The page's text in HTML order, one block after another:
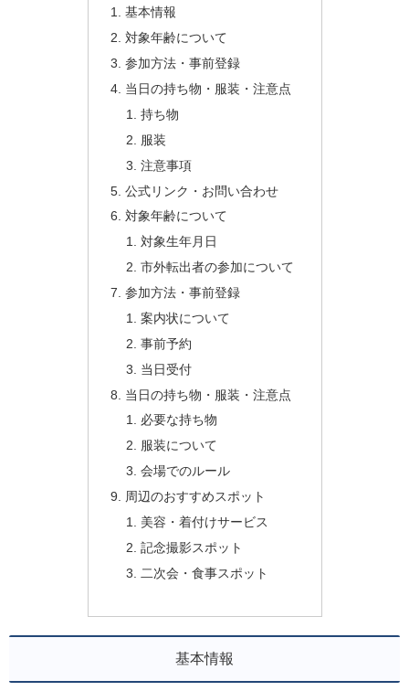
基本情報
対象年齢について
参加方法・事前登録
当日の持ち物・服装・注意点
持ち物
服装
注意事項
公式リンク・お問い合わせ
対象年齢について
対象生年月日
市外転出者の参加について
参加方法・事前登録
案内状について
事前予約
当日受付
当日の持ち物・服装・注意点
必要な持ち物
服装について
会場でのルール
周辺のおすすめスポット
美容・着付けサービス
記念撮影スポット
二次会・食事スポット
基本情報